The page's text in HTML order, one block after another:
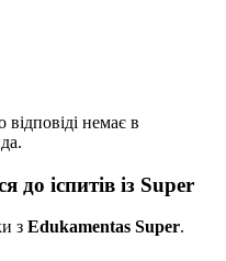
немає в
до іспитів із Super
з Edukamentas Super.